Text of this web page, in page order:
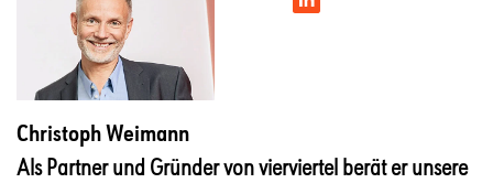
Christoph Weimann
Als Partner und Gründer von vierviertel berät er unsere